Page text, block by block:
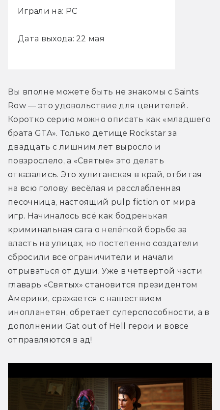
Играли на: PC
Дата выхода: 22 мая
Вы вполне можете быть не знакомы с Saints
Row — это удовольствие для ценителей.
Коротко серию можно описать как «младшего
брата GTA». Только детище Rockstar за
двадцать с лишним лет выросло и
повзрослело, а «Святые» это делать
отказались. Это хулиганская в край, отбитая
на всю голову, весёлая и расслабленная
песочница, настоящий pulp fiction от мира
игр. Начиналось всё как бодренькая
криминальная сага о нелёгкой борьбе за
власть на улицах, но постепенно создатели
сбросили все ограничители и начали
отрываться от души. Уже в четвёртой части
главарь «Святых» становится президентом
Америки, сражается с нашествием
инопланетян, обретает суперспособности, а в
дополнении Gat out of Hell герои и вовсе
отправляются в ад!